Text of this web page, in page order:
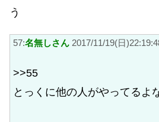
う
57:名無しさん 2017/11/19(日
>>55
とっくに他の人がやってるよ